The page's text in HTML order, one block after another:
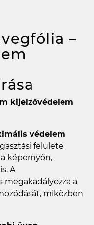
–
kijelzővédelem
védelem
felülete
képernyőn,
A
megakadályozza a
miközben